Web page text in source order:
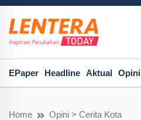
EPaper Headline Aktual Opini
Home
Opini > Cerita Kota